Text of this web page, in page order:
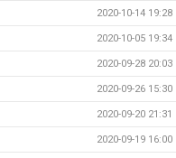
2020-10-14 19:28
2020-10-05 19:34
2020-09-28 20:03
2020-09-26 15:30
2020-09-20 21:31
2020-09-19 16:00